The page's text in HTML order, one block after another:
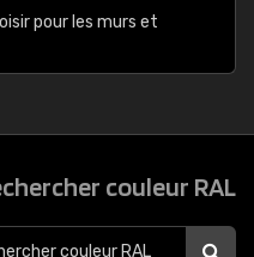
pour les murs et
couleur RAL